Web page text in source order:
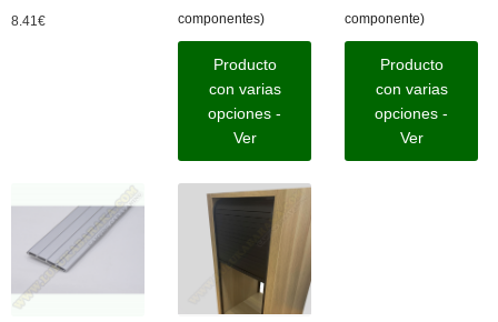
8.41€ componentes)
Producto
con varias
opciones -
Ver
componente)
Producto
con varias
opciones -
Ver